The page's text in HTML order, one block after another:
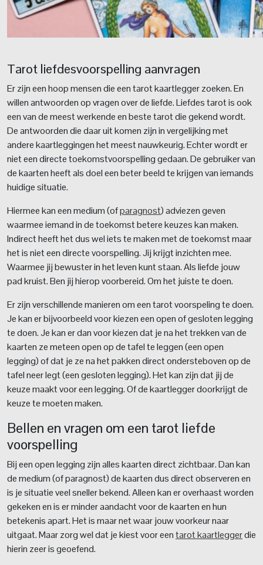
Tarot liefdesvoorspelling aanvragen
Er zijn een hoop mensen die een tarot kaartlegger zoeken. En
willen antwoorden op vragen over de liefde. Liefdes tarot is ook
een van de meest werkende en beste tarot die gekend wordt.
De antwoorden die daar uit komen zijn in vergelijking met
andere kaartleggingen het meest nauwkeurig. Echter wordt er
niet een directe toekomstvoorspelling gedaan. De gebruiker van
de kaarten heeft als doel een beter beeld te krijgen van iemands
huidige situatie.
Hiermee kan een medium (ofparagnost) adviezen geven
waarmee iemand in de toekomst betere keuzes kan maken.
Indirect heeft het dus wel iets te maken met de toekomst maar
het is niet een directe voorspelling. Jij krijgt inzichten mee.
Waarmee jij bewuster in het leven kunt staan. Als liefde jouw
pad kruist. Ben jij hierop voorbereid. Om het juiste te doen.
Er zijn verschillende manieren om een tarot voorspeling te doen.
Je kan er bijvoorbeeld voor kiezen een open of gesloten legging
te doen. Je kan er dan voor kiezen dat je na het trekken van de
kaarten ze meteen open op de tafel te leggen (een open
legging) of dat je ze na het pakken direct ondersteboven op de
tafel neer legt (een gesloten legging). Het kan zijn dat jij de
keuze maakt voor een legging. Of de kaartlegger doorkrijgt de
keuze te moeten maken.
Bellen en vragen om een tarot liefde
voorspelling
Bij een open legging zijn alles kaarten direct zichtbaar. Dan kan
de medium (of paragnost) de kaarten dus direct observeren en
is je situatie veel sneller bekend. Alleen kan er overhaast worden
gekeken en is er minder aandacht voor de kaarten en hun
betekenis apart. Het is maar net waar jouw voorkeur naar
uitgaat. Maar zorg wel dat je kiest voor eentarot kaartleggerdie
hierin zeer is geoefend.